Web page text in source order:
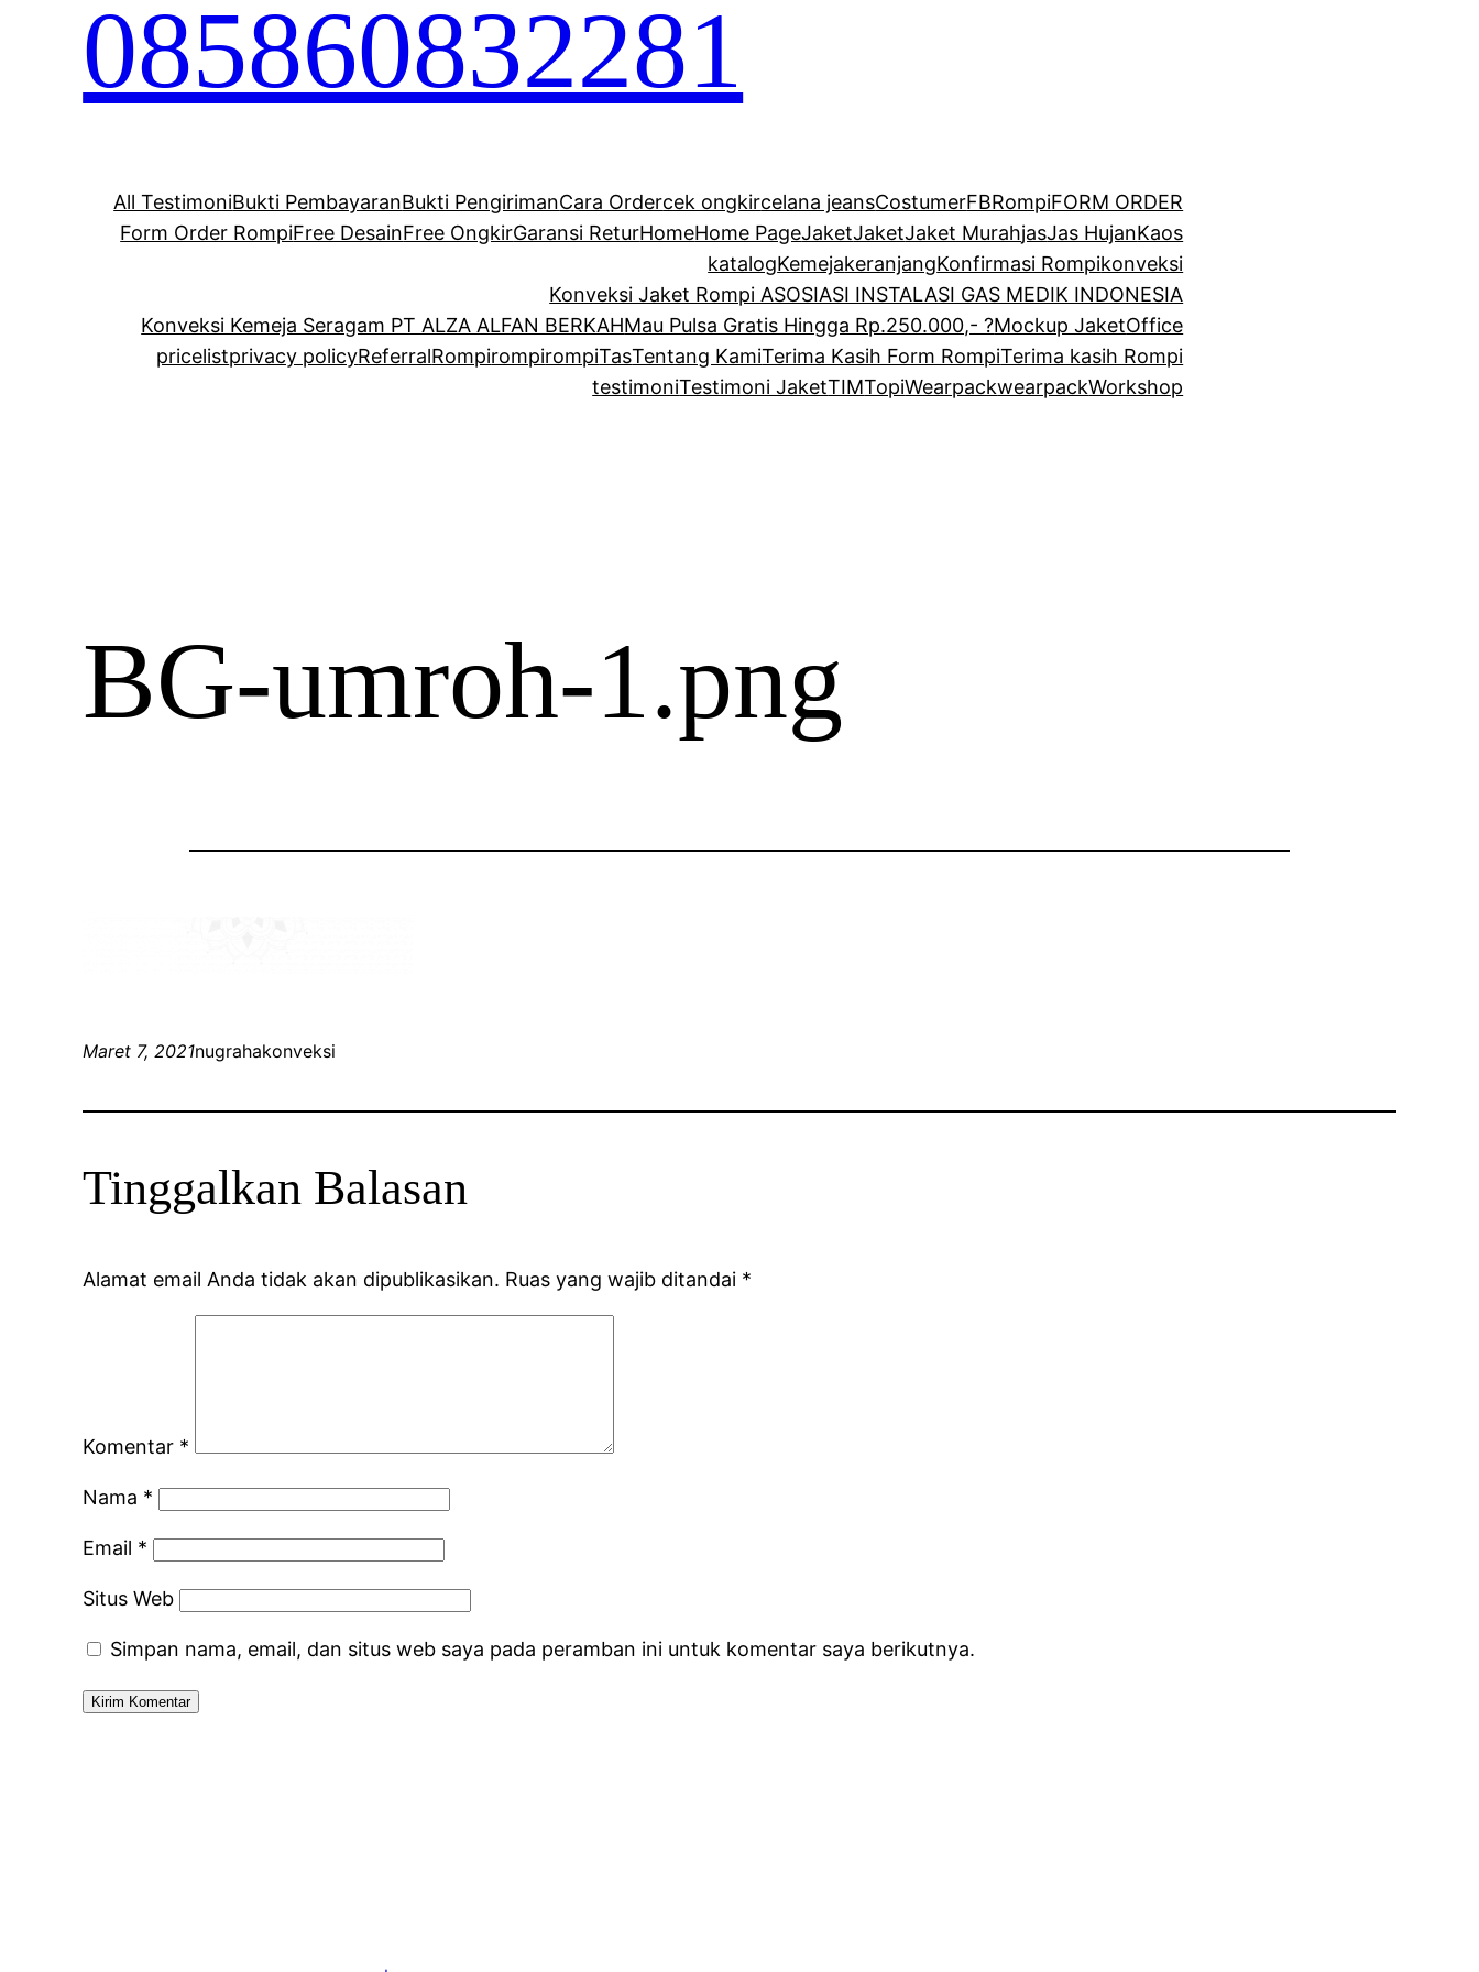
085860832281
All TestimoniBukti PembayaranBukti PengirimanCara Ordercek ongkircelana jeansCostumerFBRompiFORM ORDER
Form Order RompiFree DesainFree OngkirGaransi ReturHomeHome PageJaketJaketJaket MurahjasJas HujanKaos
katalogKemejakeranjangKonfirmasi Rompikonveksi
Konveksi Jaket Rompi ASOSIASI INSTALASI GAS MEDIK INDONESIA
Konveksi Kemeja Seragam PT ALZA ALFAN BERKAHMau Pulsa Gratis Hingga Rp.250.000,- ?Mockup JaketOffice
pricelistprivacy policyReferralRompirompirompiTasTentang KamiTerima Kasih Form RompiTerima kasih Rompi
testimoniTestimoni JaketTIMTopiWearpackwearpackWorkshop
BG-umroh-1.png
Maret 7, 2021nugrahakonveksi
Tinggalkan Balasan
Alamat email Anda tidak akan dipublikasikan. Ruas yang wajib ditandai *
Komentar *
Nama *
Email *
Situs Web
Simpan nama, email, dan situs web saya pada peramban ini untuk komentar saya berikutnya.